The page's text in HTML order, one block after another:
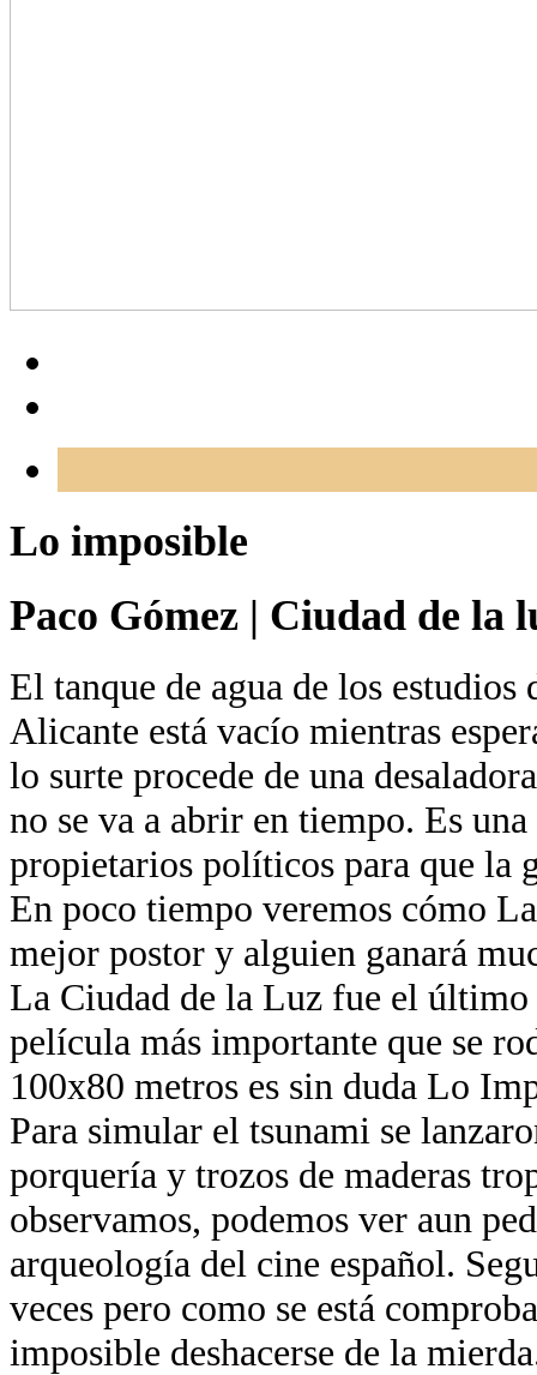
Lo imposible
Paco Gómez | Ciudad de la
El tanque de agua de los
Alicante está vacío mientras
lo surte procede de una
no se va a abrir en tiempo. Es
propietarios políticos para que la
En poco tiempo veremos cómo
mejor postor y alguien ganará
La Ciudad de la Luz fue el
película más importante que se
100x80 metros es sin duda Lo
Para simular el tsunami se
porquería y trozos de maderas
observamos, podemos ver aun
arqueología del cine español.
veces pero como se está
imposible deshacerse de la